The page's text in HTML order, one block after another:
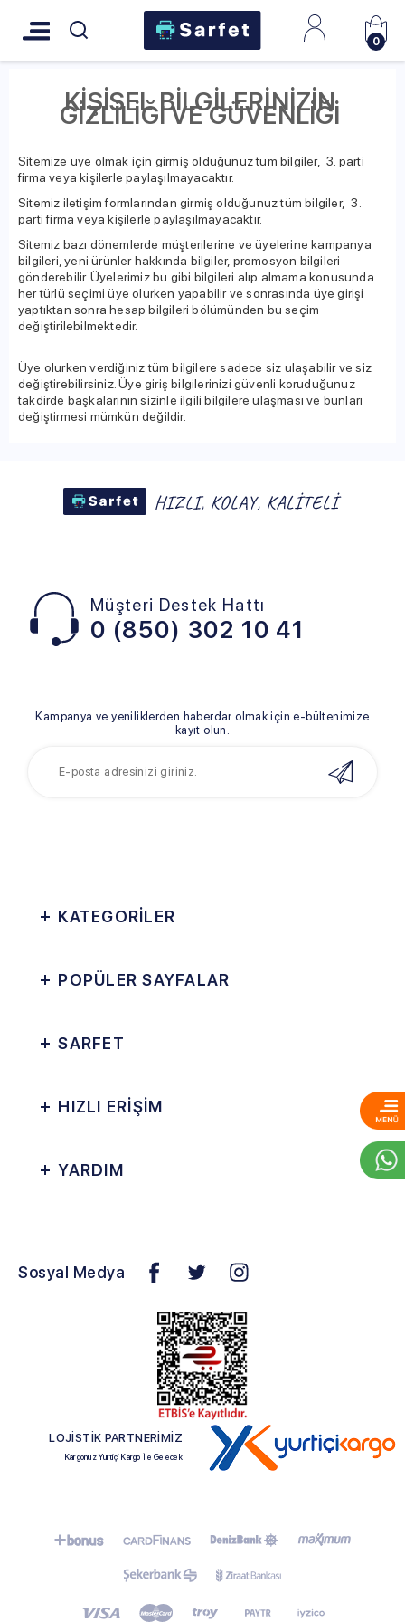
0
KİŞİSEL BİLGİLERİNİZİN
GİZLİLİĞİ VE GÜVENLİĞİ
Sitemize üye olmak için girmiş olduğunuz tüm bilgiler, 3. parti
firma veya kişilerle paylaşılmayacaktır.
Sitemiz iletişim formlarından girmiş olduğunuz tüm bilgiler, 3.
parti firma veya kişilerle paylaşılmayacaktır.
Sitemiz bazı dönemlerde müşterilerine ve üyelerine kampanya
bilgileri, yeni ürünler hakkında bilgiler, promosyon bilgileri
gönderebilir. Üyelerimiz bu gibi bilgileri alıp almama konusunda
her türlü seçimi üye olurken yapabilir ve sonrasında üye girişi
yaptıktan sonra hesap bilgileri bölümünden bu seçim
değiştirilebilmektedir.
Üye olurken verdiğiniz tüm bilgilere sadece siz ulaşabilir ve siz
değiştirebilirsiniz. Üye giriş bilgilerinizi güvenli koruduğunuz
takdirde başkalarının sizinle ilgili bilgilere ulaşması ve bunları
değiştirmesi mümkün değildir.
Müşteri Destek Hattı
0 (850) 302 10 41
Kampanya ve yeniliklerden haberdar olmak için e-bültenimize
kayıt olun.
KATEGORİLER
POPÜLER SAYFALAR
SARFET
HIZLI ERİŞİM
YARDIM
Sosyal Medya
LOJİSTİK PARTNERİMİZ
Kargonuz Yurtiçi Kargo İle Gelecek